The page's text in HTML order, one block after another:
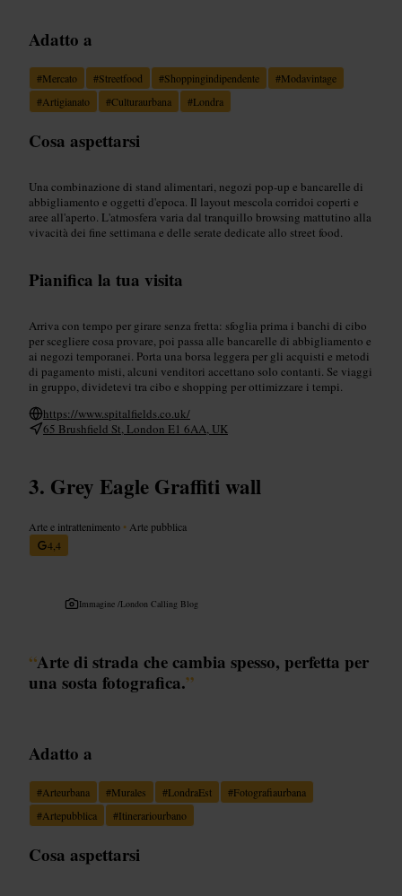
Adatto a
#Mercato #Streetfood #Shoppingindipendente #Modavintage
#Artigianato #Culturaurbana #Londra
Cosa aspettarsi
Una combinazione di stand alimentari, negozi pop-up e bancarelle di
abbigliamento e oggetti d'epoca. Il layout mescola corridoi coperti e
aree all'aperto. L'atmosfera varia dal tranquillo browsing mattutino alla
vivacità dei fine settimana e delle serate dedicate allo street food.
Pianifica la tua visita
Arriva con tempo per girare senza fretta: sfoglia prima i banchi di cibo
per scegliere cosa provare, poi passa alle bancarelle di abbigliamento e
ai negozi temporanei. Porta una borsa leggera per gli acquisti e metodi
di pagamento misti, alcuni venditori accettano solo contanti. Se viaggi
in gruppo, dividetevi tra cibo e shopping per ottimizzare i tempi.
https://www.spitalfields.co.uk/
65 Brushfield St, London E1 6AA, UK
Grey Eagle Graffiti wall
Arte e intrattenimento • Arte pubblica
4,4
Immagine /London Calling Blog
“Arte di strada che cambia spesso, perfetta per
una sosta fotografica.”
Adatto a
#Arteurbana #Murales #LondraEst #Fotografiaurbana
#Artepubblica #Itinerariourbano
Cosa aspettarsi